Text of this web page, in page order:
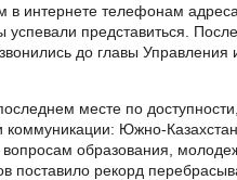
в интернете телефонам
успевали представиться.
до главы Управления
месте по
Южно-
образования,
поставило рекорд